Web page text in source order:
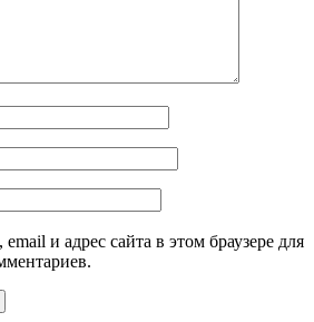
и адрес сайта в этом браузере для